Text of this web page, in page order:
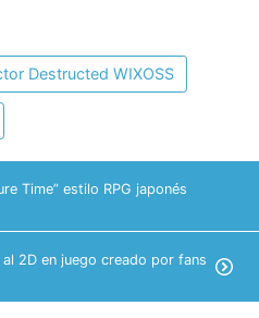
Destructed WIXOSS
Time” estilo RPG japonés
al 2D en juego creado por fans